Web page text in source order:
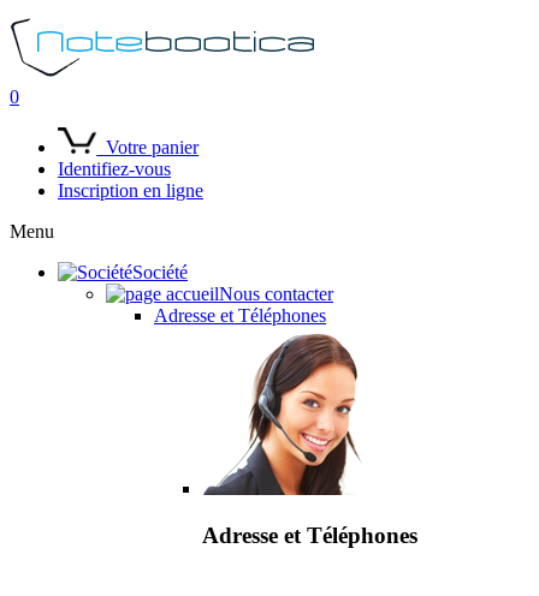
0
Votre panier
Identifiez-vous
Inscription en ligne
Menu
Société
Nous contacter
Adresse et Téléphones
Adresse et Téléphones